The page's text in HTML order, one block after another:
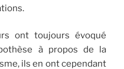
ont toujours évoqué
à propos de la
ils en ont cependant